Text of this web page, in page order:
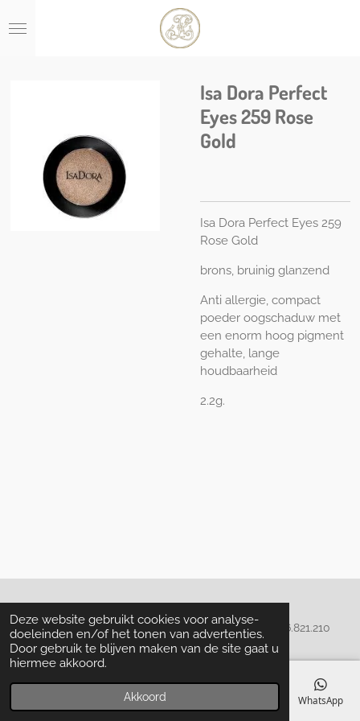
Deze website gebruikt cookies voor analyse-
doeleinden en/of het tonen van advertenties.
Door gebruik te blijven maken van de site gaat u
hiermee akkoord.
Akkoord
direct
Isa Dora Perfect
Eyes 259 Rose
Gold
Isa Dora Perfect Eyes 259
Rose Gold
brons, bruinig glanzend
Anti allergie, compact
poeder oogschaduw met
een enorm hoog pigment
gehalte, lange
houdbaarheid
2.2g.
© 2020 - 2022 La Perla Skin & Beauty - BTW: BE
0466.821.210
Telefoonnummer WhatsApp